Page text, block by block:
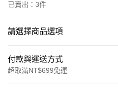
已賣出：3件
請選擇商品選項
付款與運送方式
超取滿NT$699免運